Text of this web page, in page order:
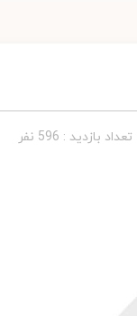
تعداد بازدید : 596 نفر